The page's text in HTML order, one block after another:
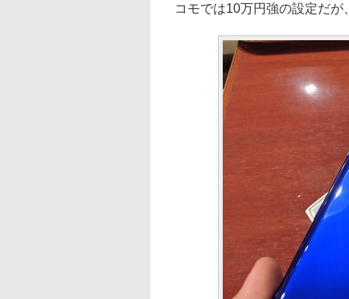
コモでは10万円強の設定だが